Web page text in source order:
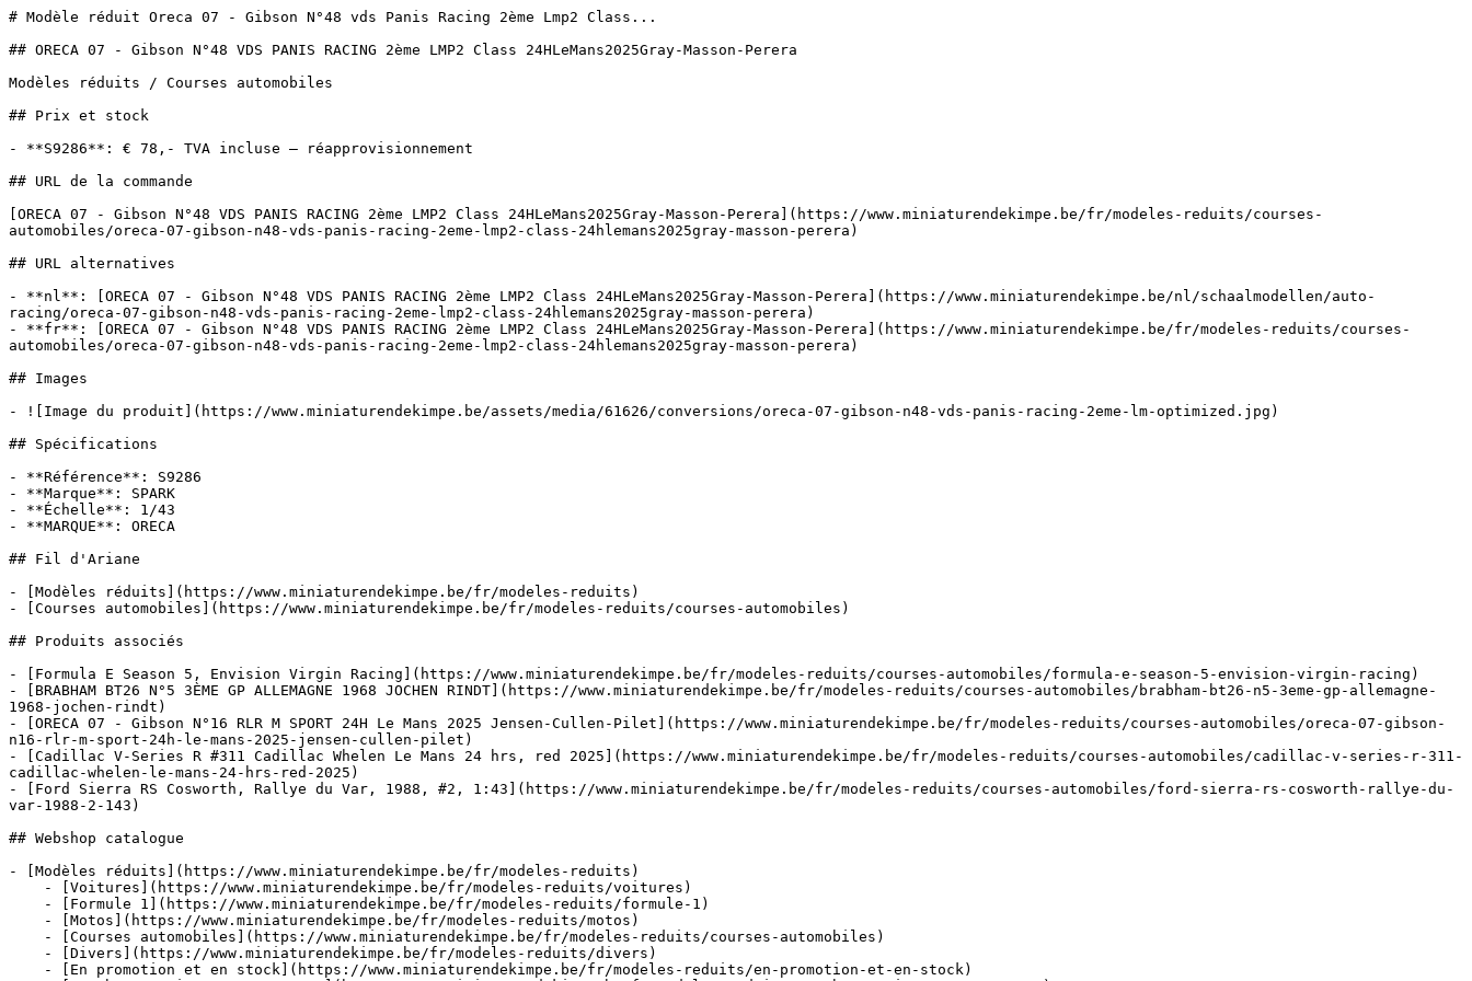
# Modèle réduit Oreca 07 - Gibson N°48 vds Panis Racing 2ème Lmp2 Class...
## ORECA 07 - Gibson N°48 VDS PANIS RACING 2ème LMP2 Class 24HLeMans2025Gray-Masson-Perera
Modèles réduits / Courses automobiles
## Prix et stock
- **S9286**: € 78,- TVA incluse — réapprovisionnement
## URL de la commande
[ORECA 07 - Gibson N°48 VDS PANIS RACING 2ème LMP2 Class 24HLeMans2025Gray-Masson-Perera](https://www.miniaturendekimpe.be/fr/modeles-reduits/courses-
automobiles/oreca-07-gibson-n48-vds-panis-racing-2eme-lmp2-class-24hlemans2025gray-masson-perera)
## URL alternatives
- **nl**: [ORECA 07 - Gibson N°48 VDS PANIS RACING 2ème LMP2 Class 24HLeMans2025Gray-Masson-Perera](https://www.miniaturendekimpe.be/nl/schaalmodellen/auto-
racing/oreca-07-gibson-n48-vds-panis-racing-2eme-lmp2-class-24hlemans2025gray-masson-perera)
- **fr**: [ORECA 07 - Gibson N°48 VDS PANIS RACING 2ème LMP2 Class 24HLeMans2025Gray-Masson-Perera](https://www.miniaturendekimpe.be/fr/modeles-reduits/courses-
automobiles/oreca-07-gibson-n48-vds-panis-racing-2eme-lmp2-class-24hlemans2025gray-masson-perera)
## Images
- ![Image du produit](https://www.miniaturendekimpe.be/assets/media/61626/conversions/oreca-07-gibson-n48-vds-panis-racing-2eme-lm-optimized.jpg)
## Spécifications
- **Référence**: S9286
- **Marque**: SPARK
- **Échelle**: 1/43
- **MARQUE**: ORECA
## Fil d'Ariane
- [Modèles réduits](https://www.miniaturendekimpe.be/fr/modeles-reduits)
- [Courses automobiles](https://www.miniaturendekimpe.be/fr/modeles-reduits/courses-automobiles)
## Produits associés
- [Formula E Season 5, Envision Virgin Racing](https://www.miniaturendekimpe.be/fr/modeles-reduits/courses-automobiles/formula-e-season-5-envision-virgin-racing)
- [BRABHAM BT26 N°5 3ÈME GP ALLEMAGNE 1968 JOCHEN RINDT](https://www.miniaturendekimpe.be/fr/modeles-reduits/courses-automobiles/brabham-bt26-n5-3eme-gp-allemagne-
1968-jochen-rindt)
- [ORECA 07 - Gibson N°16 RLR M SPORT 24H Le Mans 2025 Jensen-Cullen-Pilet](https://www.miniaturendekimpe.be/fr/modeles-reduits/courses-automobiles/oreca-07-gibson-
n16-rlr-m-sport-24h-le-mans-2025-jensen-cullen-pilet)
- [Cadillac V-Series R #311 Cadillac Whelen Le Mans 24 hrs, red 2025](https://www.miniaturendekimpe.be/fr/modeles-reduits/courses-automobiles/cadillac-v-series-r-311-
cadillac-whelen-le-mans-24-hrs-red-2025)
- [Ford Sierra RS Cosworth, Rallye du Var, 1988, #2, 1:43](https://www.miniaturendekimpe.be/fr/modeles-reduits/courses-automobiles/ford-sierra-rs-cosworth-rallye-du-
var-1988-2-143)
## Webshop catalogue
- [Modèles réduits](https://www.miniaturendekimpe.be/fr/modeles-reduits)